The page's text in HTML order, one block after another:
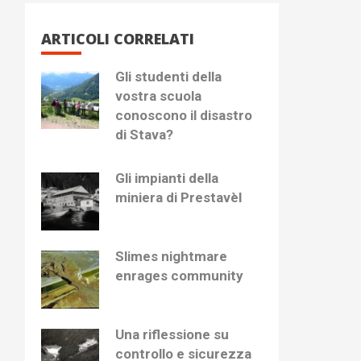
ARTICOLI CORRELATI
Gli studenti della
vostra scuola
conoscono il disastro
di Stava?
Gli impianti della
miniera di Prestavèl
Slimes nightmare
enrages community
Una riflessione su
controllo e sicurezza